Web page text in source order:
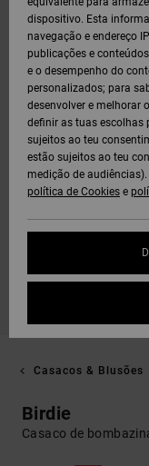
Casacos & Blusões
Birdie
Casaco de
dispositivo. Esta
navegação e endereço
publicações e
e o desempenho do
personalizados; para
desenvolver e melhorar
definir as tuas escolhas
sujeitos ao teu
estão sujeitos ao teu
medição de
política de Cookies e